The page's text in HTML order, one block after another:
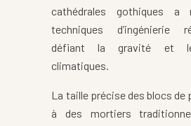
cathédrales gothiques a
techniques d’ingénierie
défiant la gravité et
climatiques.
La taille précise des blocs de
à des mortiers